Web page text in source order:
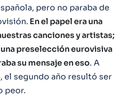
pero no paraba de
En el papel era una
canciones y artistas;
preselección eurovisiva
su mensaje en eso. A
el segundo año resultó ser
peor.